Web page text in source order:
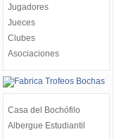
Jugadores
Jueces
Clubes
Asociaciones
Casa del Bochófilo
Albergue Estudiantil